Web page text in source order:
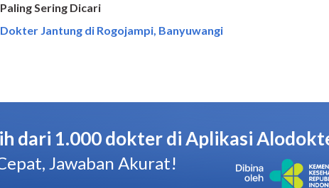
Paling Sering Dicari
Dokter Jantung di Rogojampi, Banyuwangi